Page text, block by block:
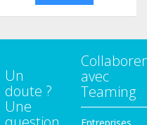
Un
doute ?
Une
Collaborer
avec
Teaming